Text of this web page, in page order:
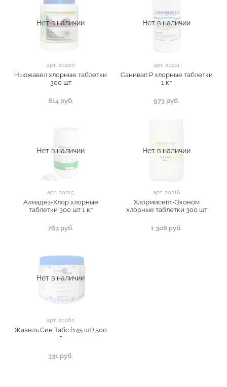
Нет в наличии
арт. 20200
Ньюжавел хлорные таблетки
300 шт
814 руб.
Нет в наличии
арт. 20211
Санивап Р хлорные таблетки
1 кг
973 руб.
Нет в наличии
арт. 20215
Алмадез-Хлор хлорные
таблетки 300 шт 1 кг
763 руб.
Нет в наличии
арт. 20216
Хлормисепт-Эконом
хлорные таблетки 300 шт
1 306 руб.
Нет в наличии
арт. 20282
Жавель Син Табс (145 шт) 500
г
331 руб.